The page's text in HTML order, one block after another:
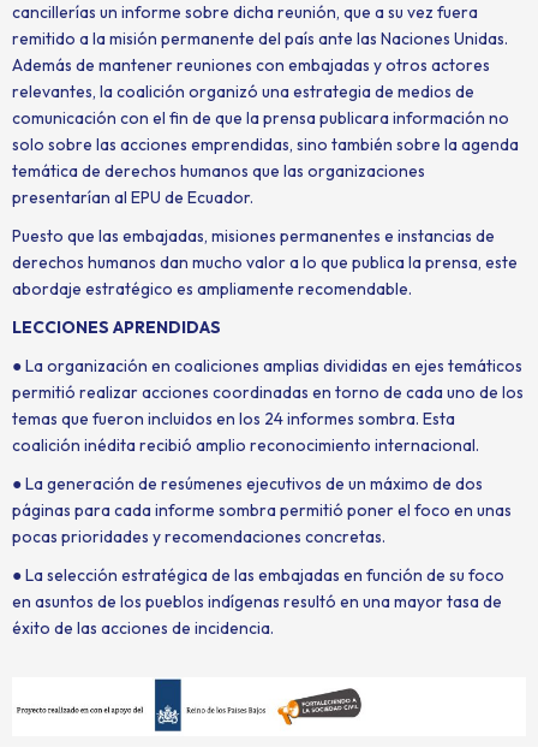
cancillerías un informe sobre dicha reunión, que a su vez fuera
remitido a la misión permanente del país ante las Naciones Unidas.
Además de mantener reuniones con embajadas y otros actores
relevantes, la coalición organizó una estrategia de medios de
comunicación con el fin de que la prensa publicara información no
solo sobre las acciones emprendidas, sino también sobre la agenda
temática de derechos humanos que las organizaciones
presentarían al EPU de Ecuador.
Puesto que las embajadas, misiones permanentes e instancias de
derechos humanos dan mucho valor a lo que publica la prensa, este
abordaje estratégico es ampliamente recomendable.
LECCIONES APRENDIDAS
● La organización en coaliciones amplias divididas en ejes temáticos
permitió realizar acciones coordinadas en torno de cada uno de los
temas que fueron incluidos en los 24 informes sombra. Esta
coalición inédita recibió amplio reconocimiento internacional.
● La generación de resúmenes ejecutivos de un máximo de dos
páginas para cada informe sombra permitió poner el foco en unas
pocas prioridades y recomendaciones concretas.
● La selección estratégica de las embajadas en función de su foco
en asuntos de los pueblos indígenas resultó en una mayor tasa de
éxito de las acciones de incidencia.